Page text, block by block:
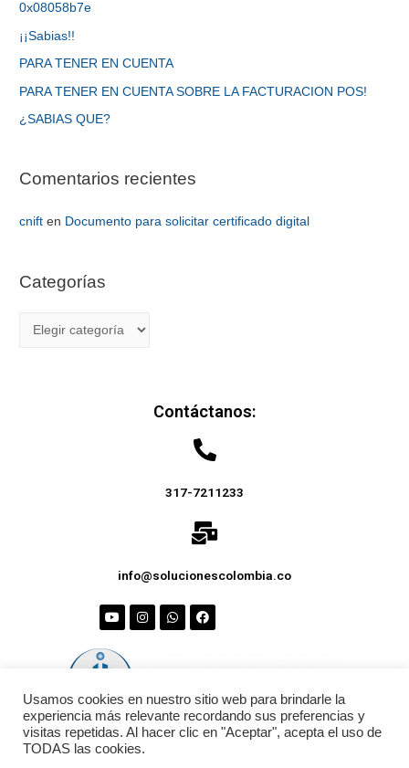
0x08058b7e
¡¡Sabias!!
PARA TENER EN CUENTA
PARA TENER EN CUENTA SOBRE LA FACTURACION POS!
¿SABIAS QUE?
Comentarios recientes
cnift en Documento para solicitar certificado digital
Categorías
Contáctanos:
317-7211233
info@solucionescolombia.co
Usamos cookies en nuestro sitio web para brindarle la
experiencia más relevante recordando sus preferencias y
visitas repetidas. Al hacer clic en "Aceptar", acepta el uso de
TODAS las cookies.